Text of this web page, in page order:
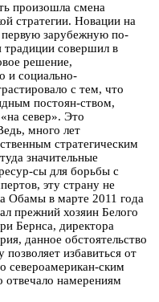
произошла смена
стратегии. Новации на
зарубежную по-
традиции совершил в
решение,
и социально-
с тем, что
постоян-ством,
север». Это
много лет
стратегическим
значительные
сы для борьбы с
эту страну не
Обамы в марте 2011 года
прежний хозяин Белого
Бернса, директора
данное обстоятельство
избавиться от
североамерикан-ским
намерениям